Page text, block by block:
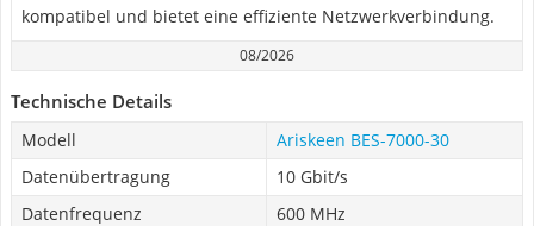
kompatibel und bietet eine effiziente Netzwerkverbindung.
08/2026
Technische Details
Modell
Ariskeen BES-7000-30
Datenübertragung
10 Gbit/s
Datenfrequenz
600 MHz